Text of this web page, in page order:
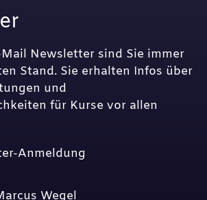
Newsletter sind Sie immer
Stand. Sie erhalten Infos über
und
für Kurse vor allen
Anmeldung
Wegel